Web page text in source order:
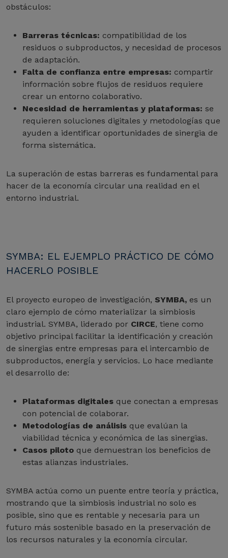
obstáculos:
Barreras técnicas: compatibilidad de los
residuos o subproductos, y necesidad de procesos
de adaptación.
Falta de confianza entre empresas: compartir
información sobre flujos de residuos requiere
crear un entorno colaborativo.
Necesidad de herramientas y plataformas: se
requieren soluciones digitales y metodologías que
ayuden a identificar oportunidades de sinergia de
forma sistemática.
La superación de estas barreras es fundamental para
hacer de la economía circular una realidad en el
entorno industrial.
SYMBA: EL EJEMPLO PRÁCTICO DE CÓMO
HACERLO POSIBLE
El proyecto europeo de investigación, SYMBA, es un
claro ejemplo de cómo materializar la simbiosis
industrial. SYMBA, liderado por CIRCE, tiene como
objetivo principal facilitar la identificación y creación
de sinergias entre empresas para el intercambio de
subproductos, energía y servicios. Lo hace mediante
el desarrollo de:
Plataformas digitales que conectan a empresas
con potencial de colaborar.
Metodologías de análisis que evalúan la
viabilidad técnica y económica de las sinergias.
Casos piloto que demuestran los beneficios de
estas alianzas industriales.
SYMBA actúa como un puente entre teoría y práctica,
mostrando que la simbiosis industrial no solo es
posible, sino que es rentable y necesaria para un
futuro más sostenible basado en la preservación de
los recursos naturales y la economía circular.